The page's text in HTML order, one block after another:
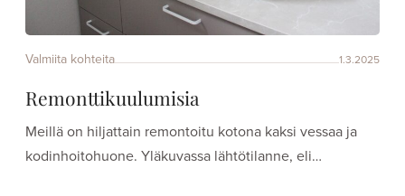
Valmiita kohteita 1.3.2025
Remonttikuulumisia
Meillä on hiljattain remontoitu kotona kaksi vessaa ja
kodinhoitohuone. Yläkuvassa lähtötilanne, eli…